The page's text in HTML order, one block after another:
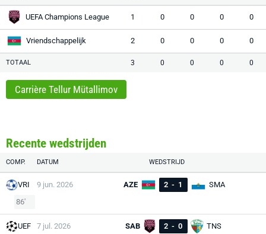
UEFA Champions League 1 0 0 0 0
Vriendschappelijk 2 0 0 0 0
TOTAAL 3 0 0 0 0
Carrière Tellur Mütallimov
Recente wedstrijden
COMP. DATUM WEDSTRIJD
VRI 9 jun. 2026 AZE 2 - 1
SMA
86'
UEF 7 jul. 2026 SAB 2 - 0 TNS